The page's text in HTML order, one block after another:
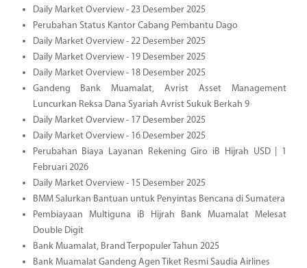
Daily Market Overview - 23 Desember 2025
Perubahan Status Kantor Cabang Pembantu Dago
Daily Market Overview - 22 Desember 2025
Daily Market Overview - 19 Desember 2025
Daily Market Overview - 18 Desember 2025
Gandeng Bank Muamalat, Avrist Asset Management
Luncurkan Reksa Dana Syariah Avrist Sukuk Berkah 9
Daily Market Overview - 17 Desember 2025
Daily Market Overview - 16 Desember 2025
Perubahan Biaya Layanan Rekening Giro iB Hijrah USD | 1
Februari 2026
Daily Market Overview - 15 Desember 2025
BMM Salurkan Bantuan untuk Penyintas Bencana di Sumatera
Pembiayaan Multiguna iB Hijrah Bank Muamalat Melesat
Double Digit
Bank Muamalat, Brand Terpopuler Tahun 2025
Bank Muamalat Gandeng Agen Tiket Resmi Saudia Airlines